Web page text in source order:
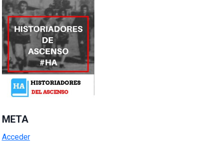
META
Acceder